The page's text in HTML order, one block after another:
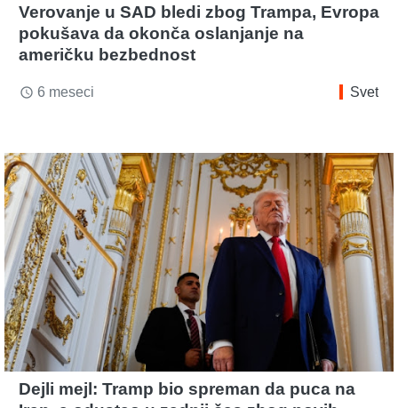
Verovanje u SAD bledi zbog Trampa, Evropa
pokušava da okonča oslanjanje na
američku bezbednost
access_time 6 meseci Svet
Dejli mejl: Tramp bio spreman da puca na